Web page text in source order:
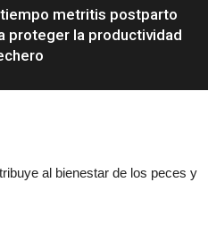
metritis postparto
proteger la productividad
al bienestar de los peces y